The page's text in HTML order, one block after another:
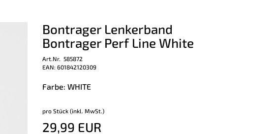
Bontrager Lenkerband
Bontrager Perf Line White
Art.Nr. 585872
EAN: 601842120309
Farbe: WHITE
pro Stück (inkl. MwSt.)
29,99 EUR